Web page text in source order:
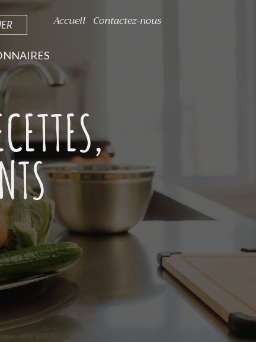
Accueil Contactez-nous